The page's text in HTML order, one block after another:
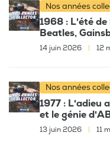
Nos années
1968 : L'été de
Beatles,
14 juin 2026 12
Nos années
1977 : L'adieu
et le génie
13 juin 2026 | 11